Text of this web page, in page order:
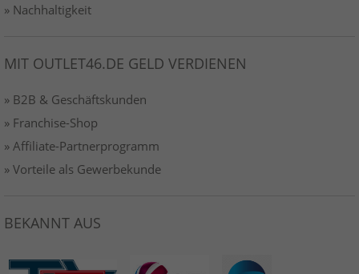
» Nachhaltigkeit
MIT OUTLET46.DE GELD VERDIENEN
» B2B & Geschäftskunden
» Franchise-Shop
» Affiliate-Partnerprogramm
» Vorteile als Gewerbekunde
BEKANNT AUS